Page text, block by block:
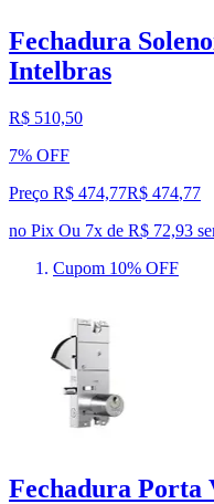
Fechadura
Intelbras
R$ 510,50
7% OFF
Preço R$ 474,77R$ 474,77
no Pix Ou 7x de R$ 72,93
Cupom 10% OFF
Fechadura Porta